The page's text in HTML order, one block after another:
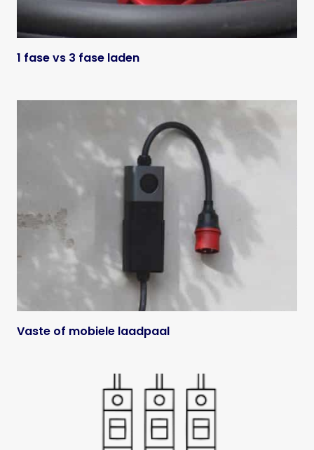
1 fase vs 3 fase laden
Vaste of mobiele laadpaal